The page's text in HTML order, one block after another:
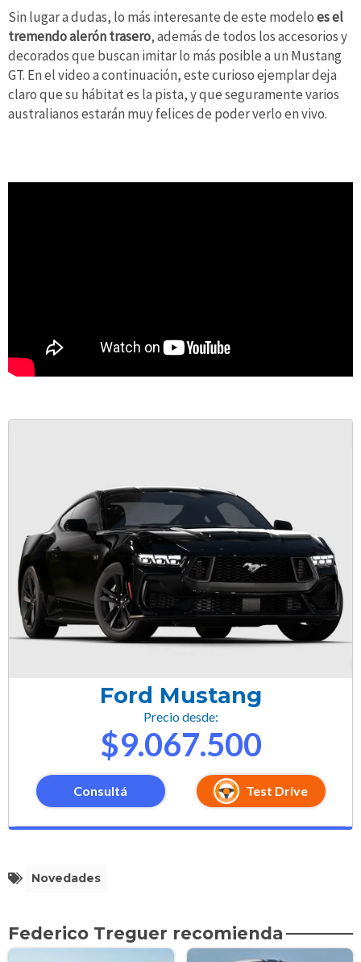
Sin lugar a dudas, lo más interesante de este modeloes el
tremendo alerón trasero, además de todos los accesorios y
decorados que buscan imitar lo más posible a un Mustang
GT. En el video a continuación, este curioso ejemplar deja
claro que su hábitat es la pista, y que seguramente varios
australianos estarán muy felices de poder verlo en vivo.
Ford Mustang
Precio desde:
$9.067.500
Consultá Test Drive
Novedades
Federico Treguer recomienda